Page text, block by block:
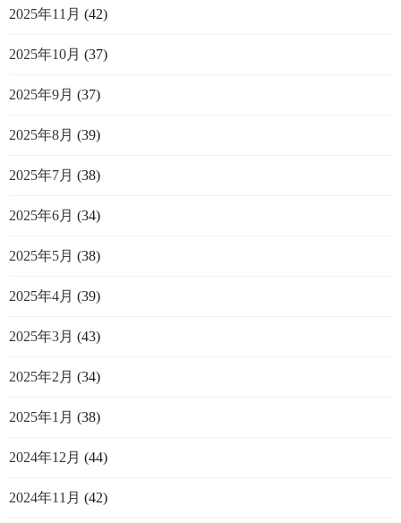
2025年11月 (42)
2025年10月 (37)
2025年9月 (37)
2025年8月 (39)
2025年7月 (38)
2025年6月 (34)
2025年5月 (38)
2025年4月 (39)
2025年3月 (43)
2025年2月 (34)
2025年1月 (38)
2024年12月 (44)
2024年11月 (42)